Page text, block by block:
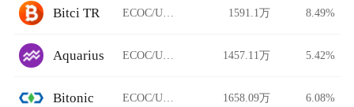
Bitci TR ECOC/USDT 1591.1万 8.49%
Aquarius ECOC/USDT 1457.11万 5.42%
Bitonic ECOC/USDT 1658.09万 6.08%